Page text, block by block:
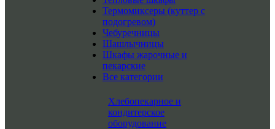
Термомиксеры (куттер с
подогревом)
Чебуречницы
Шашлычницы
Шкафы жарочные и
пекарские
Все категории
Хлебопекарное и
кондитерское
оборудование